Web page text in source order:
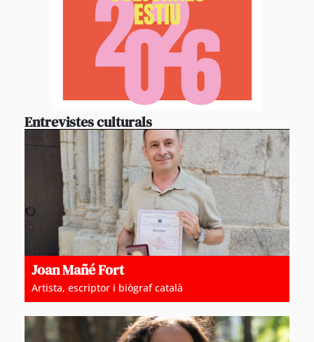
Entrevistes culturals
Joan Mañé Fort
Artista, escriptor i biògraf català